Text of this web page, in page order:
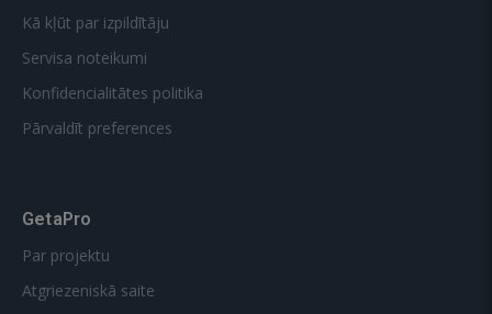
Kā kļūt par izpildītāju
Servisa noteikumi
Konfidencialitātes politika
Pārvaldīt preferences
GetaPro
Par projektu
Atgriezeniskā saite